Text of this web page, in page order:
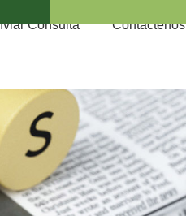
Consulta Contáctenos